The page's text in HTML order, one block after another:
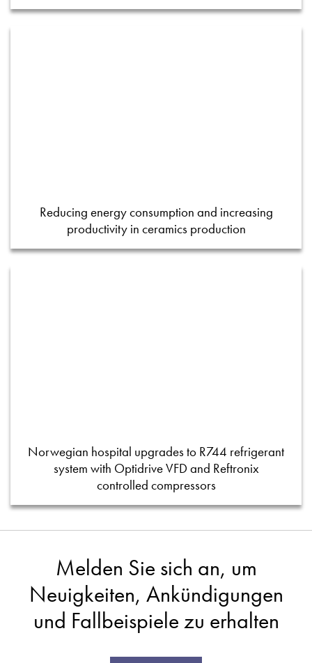
Reducing energy consumption and increasing
productivity in ceramics production
Norwegian hospital upgrades to R744 refrigerant
system with Optidrive VFD and Reftronix
controlled compressors
Melden Sie sich an, um
Neuigkeiten, Ankündigungen
und Fallbeispiele zu erhalten